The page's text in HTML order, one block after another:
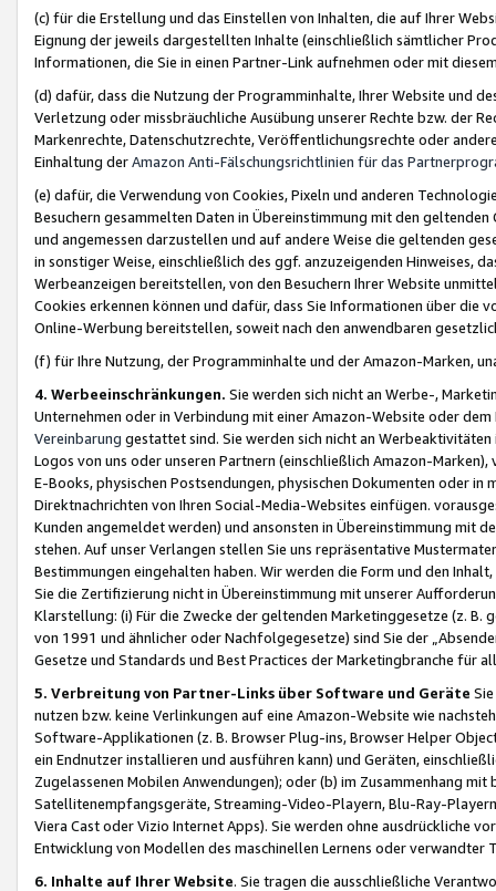
(c) für die Erstellung und das Einstellen von Inhalten, die auf Ihrer
Eignung der jeweils dargestellten Inhalte (einschließlich sämtlicher
Informationen, die Sie in einen Partner-Link aufnehmen oder mit
(d) dafür, dass die Nutzung der Programminhalte, Ihrer Website und
Verletzung oder missbräuchliche Ausübung unserer Rechte bzw. der
Markenrechte, Datenschutzrechte, Veröffentlichungsrechte oder
Einhaltung derAmazon Anti-Fälschungsrichtlinien für das
(e) dafür, die Verwendung von Cookies, Pixeln und anderen
Besuchern gesammelten Daten in Übereinstimmung mit den
und angemessen darzustellen und auf andere Weise die geltenden
in sonstiger Weise, einschließlich des ggf. anzuzeigenden Hinweises,
Werbeanzeigen bereitstellen, von den Besuchern Ihrer Website
Cookies erkennen können und dafür, dass Sie Informationen über die
Online-Werbung bereitstellen, soweit nach den anwendbaren
(f) für Ihre Nutzung, der Programminhalte und der Amazon-Marken,
4. Werbeeinschränkungen. Sie werden sich nicht an Werbe-,
Unternehmen oder in Verbindung mit einer Amazon-Website oder
Vereinbarung gestattet sind. Sie werden sich nicht an
Logos von uns oder unseren Partnern (einschließlich Amazon-
E-Books, physischen Postsendungen, physischen Dokumenten oder in
Direktnachrichten von Ihren Social-Media-Websites einfügen.
Kunden angemeldet werden) und ansonsten in Übereinstimmung mit
stehen. Auf unser Verlangen stellen Sie uns repräsentative
Bestimmungen eingehalten haben. Wir werden die Form und den
Sie die Zertifizierung nicht in Übereinstimmung mit unserer
Klarstellung: (i) Für die Zwecke der geltenden Marketinggesetze (z. B.
von 1991 und ähnlicher oder Nachfolgegesetze) sind Sie der
Gesetze und Standards und Best Practices der Marketingbranche für
5. Verbreitung von Partner-Links über Software und Geräte
nutzen bzw. keine Verlinkungen auf eine Amazon-Website wie
Software-Applikationen (z. B. Browser Plug-ins, Browser Helper
ein Endnutzer installieren und ausführen kann) und Geräten,
Zugelassenen Mobilen Anwendungen); oder (b) im Zusammenhang
Satellitenempfangsgeräte, Streaming-Video-Playern, Blu-Ray-
Viera Cast oder Vizio Internet Apps). Sie werden ohne ausdrückliche
Entwicklung von Modellen des maschinellen Lernens oder
6. Inhalte auf Ihrer Website. Sie tragen die ausschließliche